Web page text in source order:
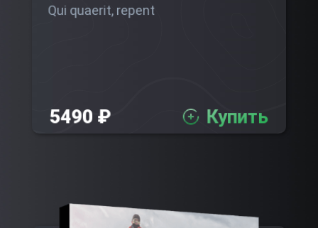
Qui quaerit, repent
5490 ₽ Купить